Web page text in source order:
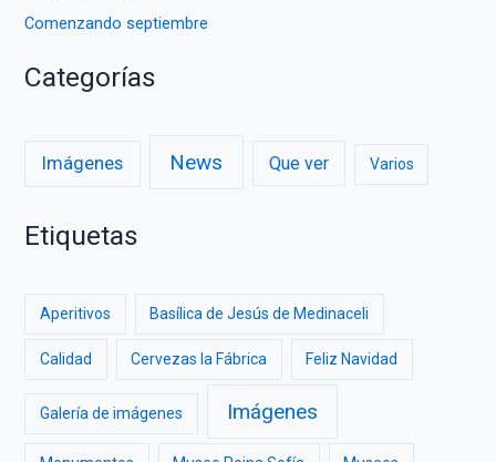
Comenzando septiembre
Categorías
Imágenes News Que ver Varios
Etiquetas
Aperitivos Basílica de Jesús de Medinaceli
Calidad Cervezas la Fábrica Feliz Navidad
Galería de imágenes Imágenes